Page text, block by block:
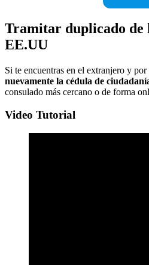
Tramitar duplicado de
EE.UU
Si te encuentras en el extranjero y
nuevamente la cédula de
consulado más cercano o de forma
Video Tutorial